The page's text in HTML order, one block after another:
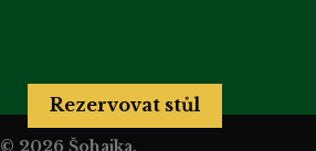
© 2026 Šohajka.
Rezervovat stůl